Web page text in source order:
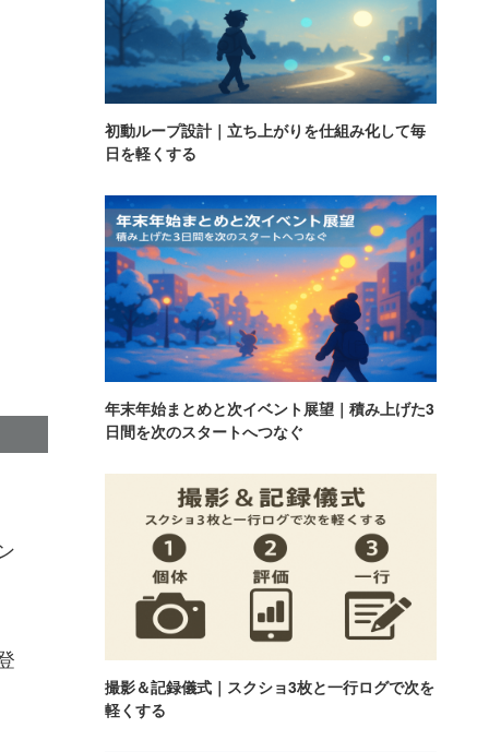
初動ループ設計｜立ち上がりを仕組み化して毎
日を軽くする
年末年始まとめと次イベント展望｜積み上げた3
日間を次のスタートへつなぐ
撮影＆記録儀式｜スクショ3枚と一行ログで次を
軽くする